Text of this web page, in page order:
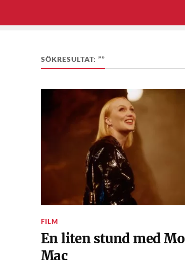
SÖKRESULTAT: ””
FILM
En liten stund med
Mac